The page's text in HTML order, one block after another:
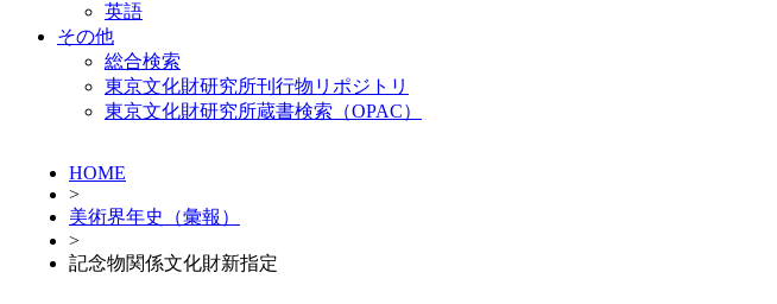
英語
その他
総合検索
東京文化財研究所刊行物リポジトリ
東京文化財研究所蔵書検索（OPAC）
HOME
>
美術界年史（彙報）
>
記念物関係文化財新指定